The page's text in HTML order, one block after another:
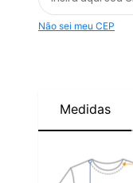
Não sei meu CEP
Medidas